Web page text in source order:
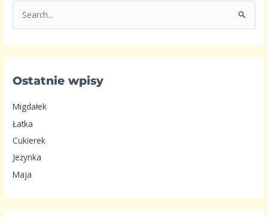
z
u
k
a
d
l
Ostatnie wpisy
Migdałek
Łatka
Cukierek
Jeżynka
Maja